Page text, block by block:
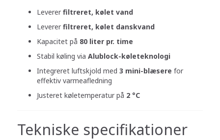
Leverer filtreret, kølet vand
Leverer filtreret, kølet danskvand
Kapacitet på 80 liter pr. time
Stabil køling via Alublock-køleteknologi
Integreret luftskjold med 3 mini-blæsere for
effektiv varmeafledning
Justeret køletemperatur på 2 °C
Tekniske specifikationer